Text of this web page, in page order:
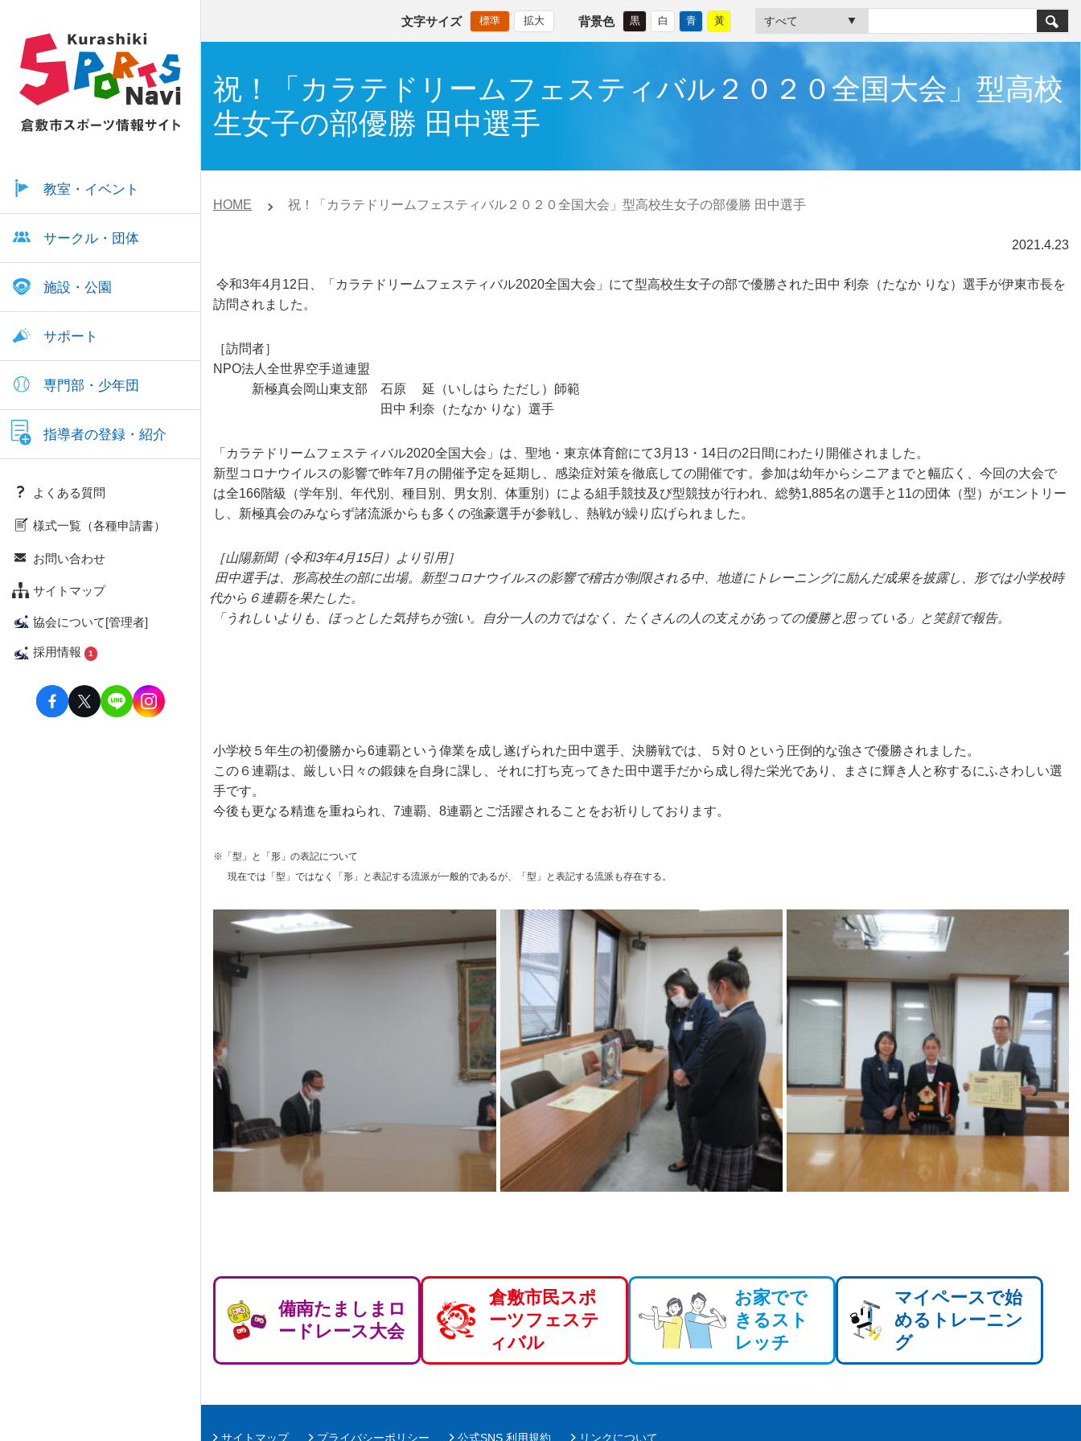
教室・イベント
サークル・団体
施設・公園
サポート
専門部・少年団
指導者の登録・紹介
よくある質問
様式一覧（各種申請書）
お問い合わせ
サイトマップ
協会について[管理者]
採用情報 1
文字サイズ 標準 拡大 背景色 黒 白 青 黃
祝！「カラテドリームフェスティバル２０２０全国大会」型高校
生女子の部優勝 田中選手
HOME 祝！「カラテドリームフェスティバル２０２０全国大会」型高校生女子の部優勝 田中選手
2021.4.23
令和3年4月12日、「カラテドリームフェスティバル2020全国大会」にて型高校生女子の部で優勝された田中 利奈（たなか りな）選手が伊東市長を
訪問されました。
［訪問者］
NPO法人全世界空手道連盟
新極真会岡山東支部 石原 延（いしはら ただし）師範
田中 利奈（たなか りな）選手
「カラテドリームフェスティバル2020全国大会」は、聖地・東京体育館にて3月13・14日の2日間にわたり開催されました。
新型コロナウイルスの影響で昨年7月の開催予定を延期し、感染症対策を徹底しての開催です。参加は幼年からシニアまでと幅広く、今回の大会で
は全166階級（学年別、年代別、種目別、男女別、体重別）による組手競技及び型競技が行われ、総勢1,885名の選手と11の団体（型）がエントリー
し、新極真会のみならず諸流派からも多くの強豪選手が参戦し、熱戦が繰り広げられました。
［山陽新聞（令和3年4月15日）より引用］
田中選手は、形高校生の部に出場。新型コロナウイルスの影響で稽古が制限される中、地道にトレーニングに励んだ成果を披露し、形では小学校時
代から６連覇を果たした。
「うれしいよりも、ほっとした気持ちが強い。自分一人の力ではなく、たくさんの人の支えがあっての優勝と思っている」と笑顔で報告。
小学校５年生の初優勝から6連覇という偉業を成し遂げられた田中選手、決勝戦では、５対０という圧倒的な強さで優勝されました。
この６連覇は、厳しい日々の鍛錬を自身に課し、それに打ち克ってきた田中選手だから成し得た栄光であり、まさに輝き人と称するにふさわしい選
手です。
今後も更なる精進を重ねられ、7連覇、8連覇とご活躍されることをお祈りしております。
※「型」と「形」の表記について
現在では「型」ではなく「形」と表記する流派が一般的であるが、「型」と表記する流派も存在する。
備南たましまロ
ードレース大会
倉敷市民スポ
ーツフェステ
ィバル
お家でで
きるスト
レッチ
マイペースで始
めるトレーニン
グ
サイトマップ プライバシーポリシー 公式SNS 利用規約 リンクについて